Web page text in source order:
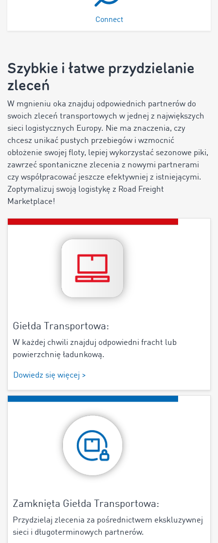
Connect
Szybkie i łatwe przydzielanie
zleceń
W mgnieniu oka znajduj odpowiednich partnerów do
swoich zleceń transportowych w jednej z największych
sieci logistycznych Europy. Nie ma znaczenia, czy
chcesz unikać pustych przebiegów i wzmocnić
obłożenie swojej floty, lepiej wykorzystać sezonowe piki,
zawrzeć spontaniczne zlecenia z nowymi partnerami
czy współpracować jeszcze efektywniej z istniejącymi.
Zoptymalizuj swoją logistykę z Road Freight
Marketplace!
Giełda Transportowa:
W każdej chwili znajduj odpowiedni fracht lub
powierzchnię ładunkową.
Dowiedz się więcej >
Zamknięta Giełda Transportowa:
Przydzielaj zlecenia za pośrednictwem ekskluzywnej
sieci i długoterminowych partnerów.